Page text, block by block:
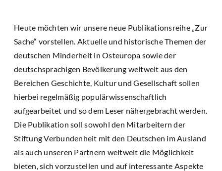
Heute möchten wir unsere neue Publikationsreihe „Zur
Sache“ vorstellen. Aktuelle und historische Themen der
deutschen Minderheit in Osteuropa sowie der
deutschsprachigen Bevölkerung weltweit aus den
Bereichen Geschichte, Kultur und Gesellschaft sollen
hierbei regelmäßig populärwissenschaftlich
aufgearbeitet und so dem Leser nähergebracht werden.
Die Publikation soll sowohl den Mitarbeitern der
Stiftung Verbundenheit mit den Deutschen im Ausland
als auch unseren Partnern weltweit die Möglichkeit
bieten, sich vorzustellen und auf interessante Aspekte